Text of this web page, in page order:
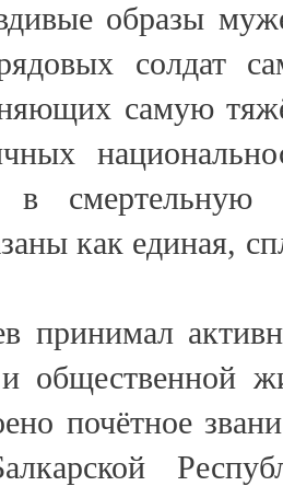
образы
солдат
самую
в смертельную
как единая,
принимал
и общественной
почётное
Балкарской